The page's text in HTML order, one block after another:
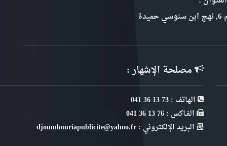
مصلحة الإشهار :
الهاتف : 73 13 36 041
الفـاكس : 76 13 36 041
البريد الإلكتروني : djoumhouriapublicite@yahoo.fr